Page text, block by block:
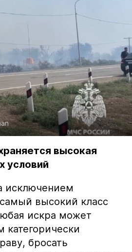
высокая
условий
исключением
высокий класс
искра может
бросать